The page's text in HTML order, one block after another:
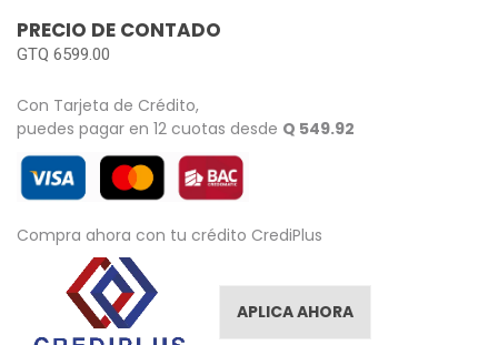
PRECIO DE CONTADO
GTQ 6599.00
Con Tarjeta de Crédito,
puedes pagar en 12 cuotas desde Q 549.92
Compra ahora con tu crédito CrediPlus
APLICA AHORA
gallery